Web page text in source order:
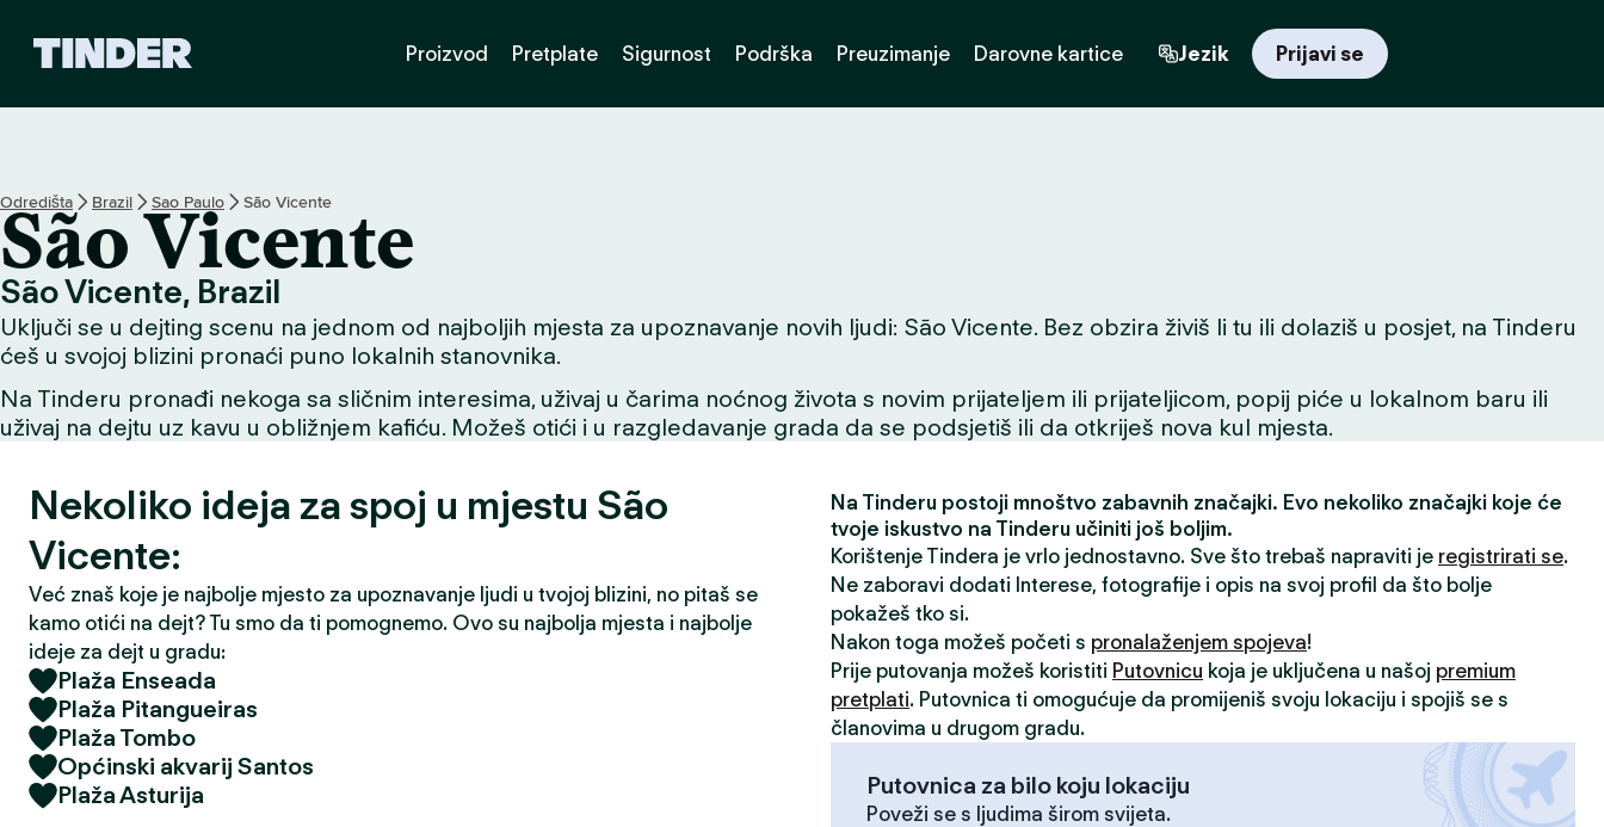
n
a
l
o
v
n
c
a
Proizvod Pretplate Sigurnost Podrška Preuzimanje Darovne kartice Jezik Prijavi se
Odredišta Brazil Sao Paulo São Vicente
São Vicente
São Vicente, Brazil
Uključi se u dejting scenu na jednom od najboljih mjesta za upoznavanje novih ljudi: São Vicente. Bez obzira živiš li tu ili dolaziš u posjet, na Tinderu
ćeš u svojoj blizini pronaći puno lokalnih stanovnika.
Na Tinderu pronađi nekoga sa sličnim interesima, uživaj u čarima noćnog života s novim prijateljem ili prijateljicom, popij piće u lokalnom baru ili
uživaj na dejtu uz kavu u obližnjem kafiću. Možeš otići i u razgledavanje grada da se podsjetiš ili da otkriješ nova kul mjesta.
Nekoliko ideja za spoj u mjestu São
Vicente:
Već znaš koje je najbolje mjesto za upoznavanje ljudi u tvojoj blizini, no pitaš se
kamo otići na dejt? Tu smo da ti pomognemo. Ovo su najbolja mjesta i najbolje
ideje za dejt u gradu:
Plaža Enseada
Plaža Pitangueiras
Plaža Tombo
Općinski akvarij Santos
Plaža Asturija
Na Tinderu postoji mnoštvo zabavnih značajki. Evo nekoliko značajki koje će
tvoje iskustvo na Tinderu učiniti još boljim.
Korištenje Tindera je vrlo jednostavno. Sve što trebaš napraviti je registrirati se.
Ne zaboravi dodati Interese, fotografije i opis na svoj profil da što bolje
pokažeš tko si.
Nakon toga možeš početi s pronalaženjem spojeva!
Prije putovanja možeš koristiti Putovnicu koja je uključena u našoj premium
pretplati. Putovnica ti omogućuje da promijeniš svoju lokaciju i spojiš se s
članovima u drugom gradu.
Putovnica za bilo koju lokaciju
Poveži se s ljudima širom svijeta.